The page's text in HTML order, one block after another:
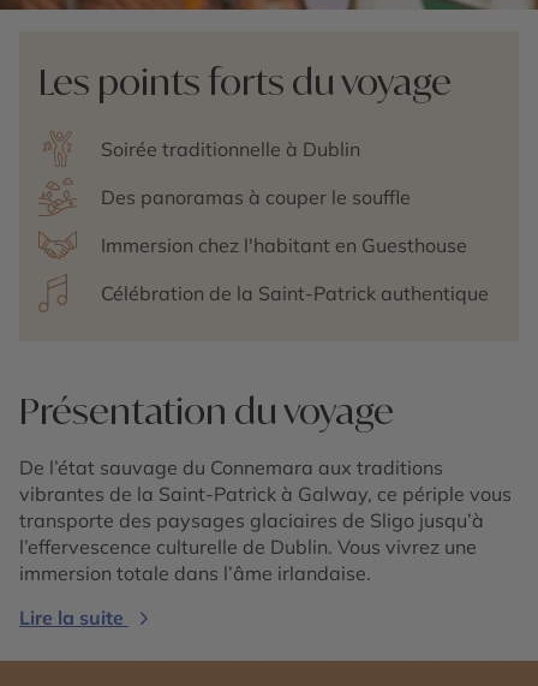
Les points forts du voyage
Soirée traditionnelle à Dublin
Des panoramas à couper le souffle
Immersion chez l'habitant en Guesthouse
Célébration de la Saint-Patrick authentique
Présentation du voyage
De l’état sauvage du Connemara aux traditions
vibrantes de la Saint-Patrick à Galway, ce périple vous
transporte des paysages glaciaires de Sligo jusqu’à
l’effervescence culturelle de Dublin. Vous vivrez une
immersion totale dans l’âme irlandaise.
Lire la suite